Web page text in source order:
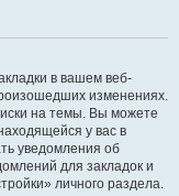
в вашем веб-
изменениях.
на темы. Вы можете
у вас в
уведомления об
для закладок и
личного раздела.